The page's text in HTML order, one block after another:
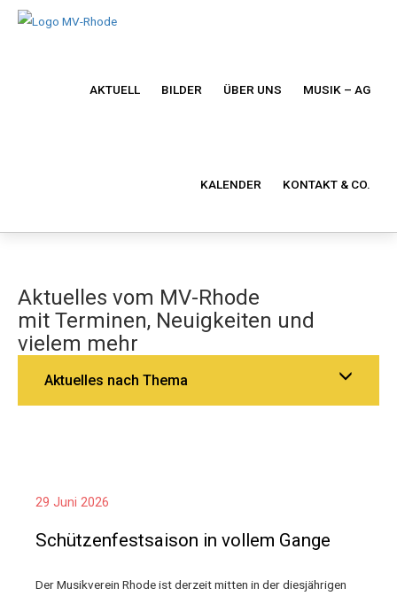
AKTUELL BILDER ÜBER UNS MUSIK – AG
KALENDER KONTAKT & CO.
Aktuelles vom MV-Rhode
mit Terminen, Neuigkeiten und
vielem mehr
Aktuelles nach Thema
29 Juni 2026
Schützenfestsaison in vollem Gange
Der Musikverein Rhode ist derzeit mitten in der diesjährigen